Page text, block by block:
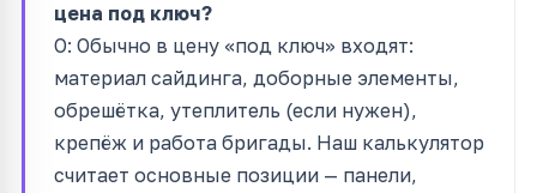
цена под ключ?
О: Обычно в цену «под ключ» входят:
материал сайдинга, доборные элементы,
обрешётка, утеплитель (если нужен),
крепёж и работа бригады. Наш калькулятор
считает основные позиции — панели,